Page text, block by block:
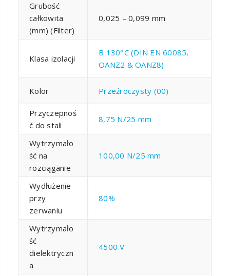
Grubość
całkowita
(mm) (Filter)
0,025 – 0,099 mm
Klasa izolacji
B 130°C (DIN EN 60085,
OANZ2 & OANZ8)
Kolor Przeźroczysty (00)
Przyczepnoś
ć do stali
8,75 N/25 mm
Wytrzymało
ść na
rozciąganie
100,00 N/25 mm
Wydłużenie
przy
zerwaniu
80%
Wytrzymało
ść
dielektryczn
a
4500 V